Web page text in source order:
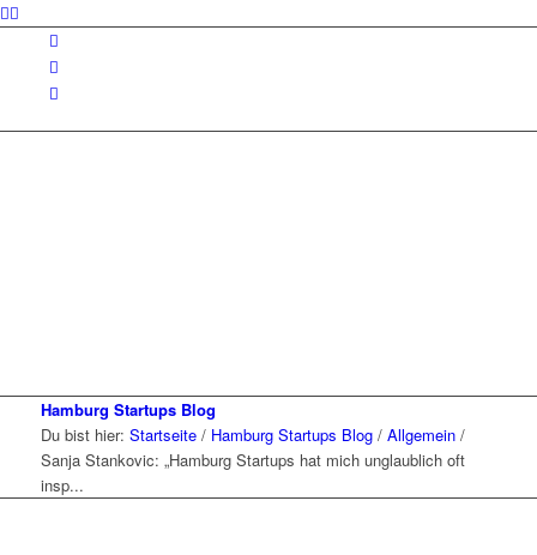
Hamburg Startups Blog
Du bist hier: Startseite / Hamburg Startups Blog / Allgemein /
Sanja Stankovic: „Hamburg Startups hat mich unglaublich oft
insp...